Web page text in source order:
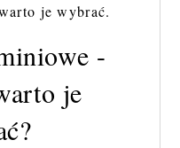
je wybrać.
-
je